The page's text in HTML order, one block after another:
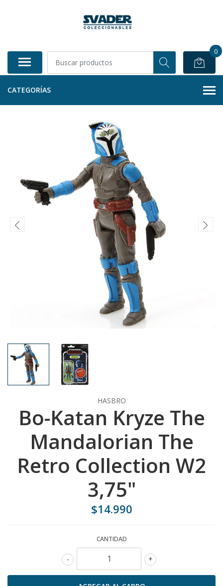
0
CATEGORÍAS
HASBRO
Bo-Katan Kryze The
Mandalorian The
Retro Collection W2
3,75"
$14.990
CANTIDAD
+
-